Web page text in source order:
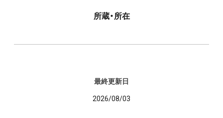
所蔵・所在
最終更新日
2026/08/03